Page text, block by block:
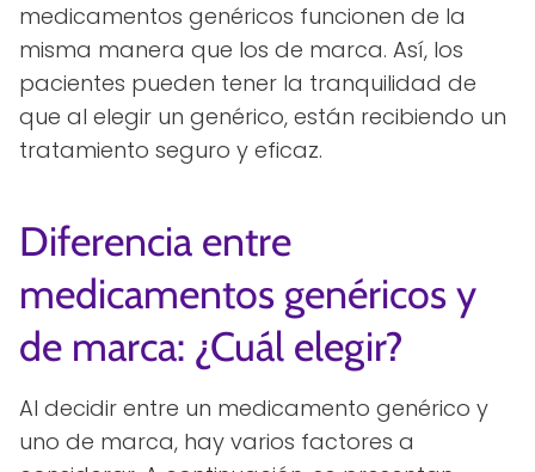
medicamentos genéricos funcionen de la
misma manera que los de marca. Así, los
pacientes pueden tener la tranquilidad de
que al elegir un genérico, están recibiendo un
tratamiento seguro y eficaz.
Diferencia entre
medicamentos genéricos y
de marca: ¿Cuál elegir?
Al decidir entre un medicamento genérico y
uno de marca, hay varios factores a